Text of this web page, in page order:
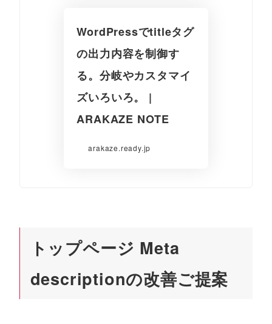
WordPressでtitleタグ
の出力内容を制御す
る。分岐やカスタマイ
ズいろいろ。 |
ARAKAZE NOTE
arakaze.ready.jp
トップページ Meta
descriptionの改善ご提案